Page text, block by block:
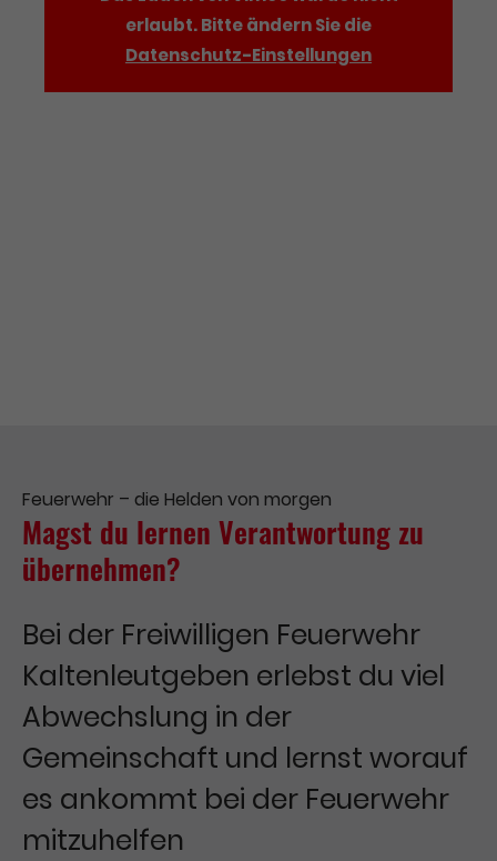
erlaubt. Bitte ändern Sie die
Datenschutz-Einstellungen
Feuerwehr – die Helden von morgen
Magst du lernen Verantwortung zu
übernehmen?
Bei der Freiwilligen Feuerwehr
Kaltenleutgeben erlebst du viel
Abwechslung in der
Gemeinschaft und lernst worauf
es ankommt bei der Feuerwehr
mitzuhelfen